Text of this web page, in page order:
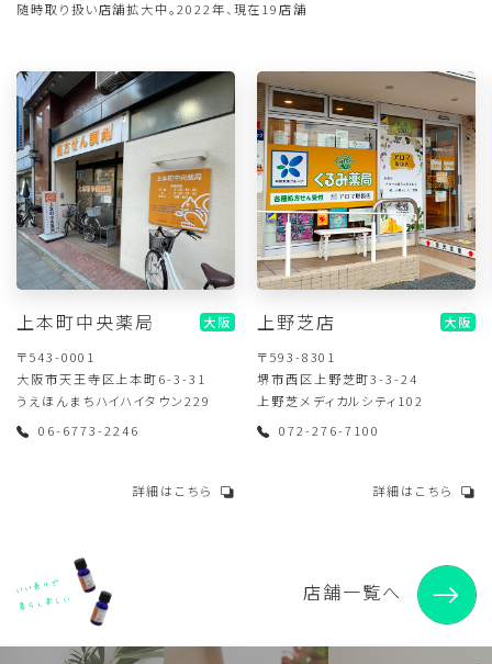
随時取り扱い店舗拡大中。2022年、現在19店舗
上本町中央薬局
大阪
〒543-0001
大阪市天王寺区上本町6-3-31
うえほんまちハイハイタウン229
06-6773-2246
詳細はこちら
上野芝店
大阪
〒593-8301
堺市西区上野芝町3-3-24
上野芝メディカルシティ102
072-276-7100
詳細はこちら
店舗一覧へ